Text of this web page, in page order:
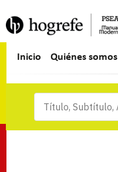
Inicio Quiénes somos